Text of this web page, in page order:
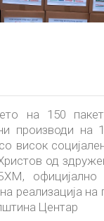
на 150
производи на
висок
од
официјално
реализација на
Центар